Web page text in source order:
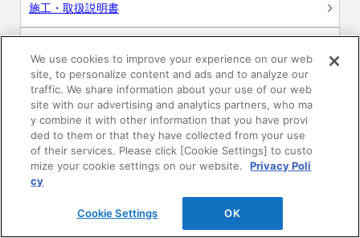
施工・取扱説明書
シミュレーションツール
24時間換気システム〈エアスマート〉
簡易設計見積ソフト
R&Dセンター環境測定・分析サービス
We use cookies to improve your experience on our web
site, to personalize content and ads and to analyze our
traffic. We share information about your use of our web
site with our advertising and analytics partners, who ma
y combine it with other information that you have provi
ded to them or that they have collected from your use
of their services. Please click [Cookie Settings] to custo
mize your cookie settings on our website.
Privacy Poli
cy
Cookie Settings OK